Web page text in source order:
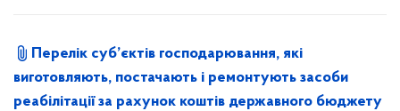
Перелік суб’єктів господарювання, які
виготовляють, постачають і ремонтують засоби
реабілітації за рахунок коштів державного бюджету